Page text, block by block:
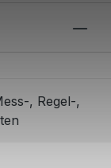
, Regel-,